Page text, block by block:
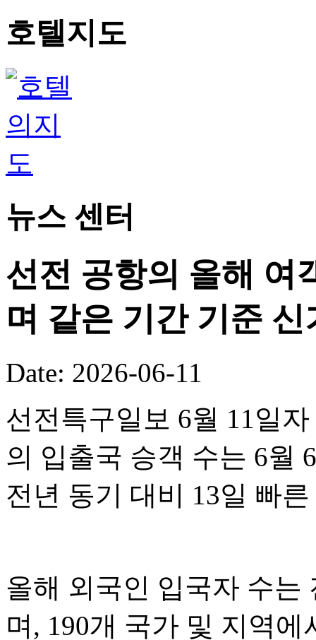
호텔지도
뉴스 센터
선전 공항의 올해 여
며 같은 기간 기준
Date: 2026-06-11
선전특구일보 6월 11일
의 입출국 승객 수는 6월
전년 동기 대비 13일 빠
올해 외국인 입국자 수는
며, 190개 국가 및 지역